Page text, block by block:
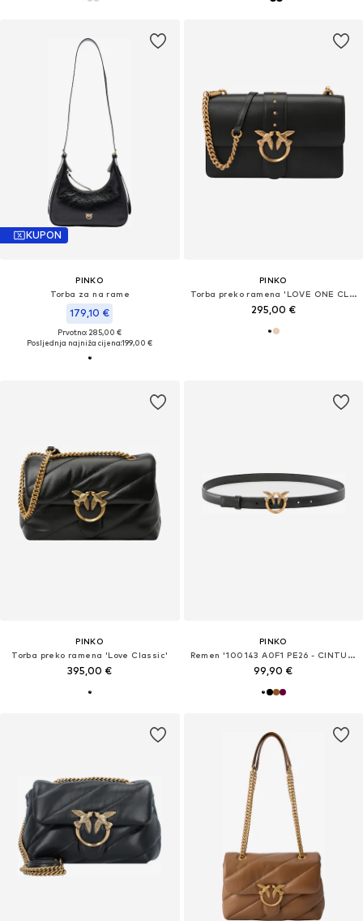
KUPON
PINKO
Torba za na rame
179,10 €
Prvotno: 285,00 €
Posljednja najniža cijena:199,00 €
PINKO
Torba preko ramena 'LOVE ONE CLASSIC'
295,00 €
PINKO
Torba preko ramena 'Love Classic'
395,00 €
PINKO
Remen '100143 A0F1 PE26 - CINTURA'
99,90 €